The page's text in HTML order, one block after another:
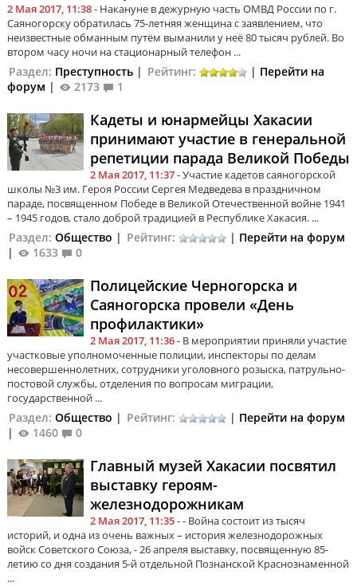
2 Мая 2017, 11:38- Накануне в дежурную часть ОМВД России по г.
Саяногорску обратилась 75-летняя женщина с заявлением, что
неизвестные обманным путём выманили у неё 80 тысяч рублей. Во
втором часу ночи на стационарный телефон ...
Раздел: Преступность | Рейтинг: | Перейти на
форум | 2173 1
Кадеты и юнармейцы Хакасии
принимают участие в генеральной
репетиции парада Великой Победы
2 Мая 2017, 11:37- Участие кадетов саяногорской
школы №3 им. Героя России Сергея Медведева в праздничном
параде, посвященном Победе в Великой Отечественной войне 1941
– 1945 годов, стало доброй традицией в Республике Хакасия. ...
Раздел: Общество | Рейтинг: | Перейти на форум
|
1633 0
Полицейские Черногорска и
Саяногорска провели «День
профилактики»
2 Мая 2017, 11:36- В мероприятии приняли участие
участковые уполномоченные полиции, инспекторы по делам
несовершеннолетних, сотрудники уголовного розыска, патрульно-
постовой службы, отделения по вопросам миграции,
государственной ...
Раздел: Общество | Рейтинг: | Перейти на форум
|
1460 0
Главный музей Хакасии посвятил
выставку героям-
железнодорожникам
2 Мая 2017, 11:35- - Война состоит из тысяч
историй, и одна из очень важных – история железнодорожных
войск Советского Союза, - 26 апреля выставку, посвященную 85-
летию со дня создания 5-й отдельной Познанской Краснознаменной
...